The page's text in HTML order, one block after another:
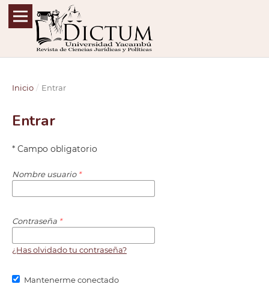
Inicio / Entrar
Entrar
* Campo obligatorio
Nombre usuario *
Contraseña *
¿Has olvidado tu contraseña?
Mantenerme conectado